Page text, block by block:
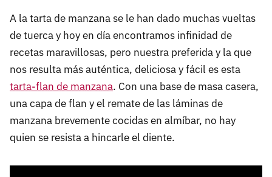
A la tarta de manzana se le han dado muchas vueltas
de tuerca y hoy en día encontramos infinidad de
recetas maravillosas, pero nuestra preferida y la que
nos resulta más auténtica, deliciosa y fácil es esta
tarta-flan de manzana. Con una base de masa casera,
una capa de flan y el remate de las láminas de
manzana brevemente cocidas en almíbar, no hay
quien se resista a hincarle el diente.